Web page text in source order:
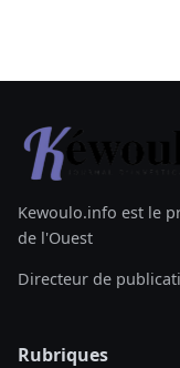
Kewoulo.info est le
de l'Ouest
Directeur de
Rubriques